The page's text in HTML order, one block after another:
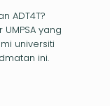
ADT4T?
yang
universiti
ini.